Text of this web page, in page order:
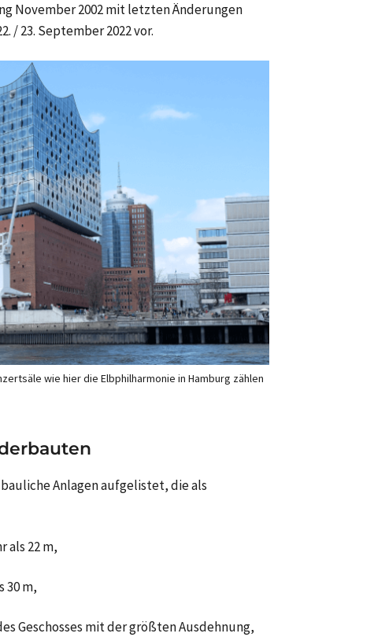
November 2002 mit letzten Änderungen
/ 23. September 2022 vor.
wie hier die Elbphilharmonie in Hamburg zählen
bauliche Anlagen aufgelistet, die als
als 22 m,
30 m,
Geschosses mit der größten Ausdehnung,